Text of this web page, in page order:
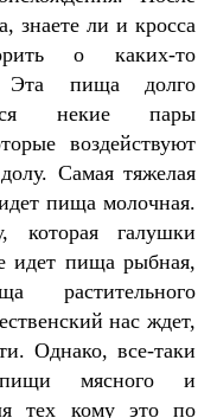
знаете ли и кросса
о каких-то
Эта пища долго
некие пары
воздействуют
Самая тяжелая
пища молочная.
которая галушки
идет пища рыбная,
нас ждет,
Однако, все-таки
пищи мясного и
тех кому это по